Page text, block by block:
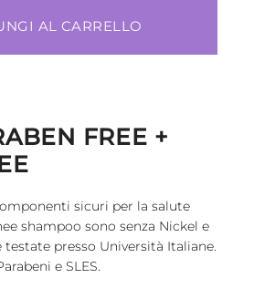
AL CARRELLO
FREE +
sicuri per la salute
shampoo sono senza Nickel e
presso Università Italiane.
e SLES.